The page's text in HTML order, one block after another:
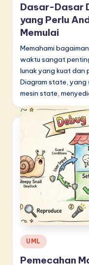
Dasar-Dasar
yang Perlu
Memulai
Memahami
waktu sangat
lunak yang kuat dan
Diagram state, yang
mesin state,
Posted
in
UML
Pemecahan